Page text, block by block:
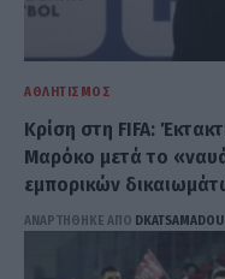
ΑΘΛΗΤΙΣΜΌΣ
Κρίση στη FIFA:
Μαρόκο μετά το
εμπορικών
ΑΝΑΡΤΗΘΗΚΕ ΑΠΟ DKATSAMADOU